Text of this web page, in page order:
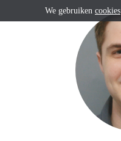
We gebruiken cookies